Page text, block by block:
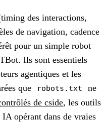
des interactions,
de navigation, cadence
pour un simple robot
Ils sont essentiels
agentiques et les
que
robots.txt
ne
de cside, les outils
opérant dans de vraies